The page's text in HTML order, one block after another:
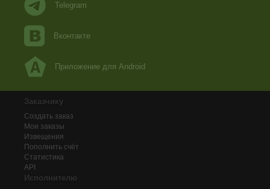
Telegram
Вконтакте
Приложение для Android
Заказчику
Создать заказ
Мои заказы
Извещения
Пополнить счёт
Статистика
API
Исполнителю